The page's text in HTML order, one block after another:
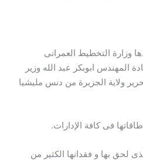
وزارة التخطيط العمرانى
المهندس ابوبكر عبد الله وزير
ولاية الجزيرة من دنس مليشيا
فى كافة الإدارات.
لحق بها و فقدانها الكثير من